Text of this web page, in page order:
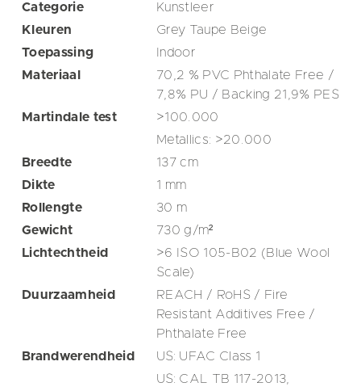
Categorie
Kunstleer
Kleuren
Grey Taupe Beige
Toepassing
Indoor
Materiaal
70,2 % PVC Phthalate Free /
7,8% PU / Backing 21,9% PES
Martindale test
>100.000
Metallics: >20.000
Breedte
137cm
Dikte
1 mm
Rollengte
30 m
Gewicht
730g/m²
Lichtechtheid
>6 ISO 105-B02 (Blue Wool
Scale)
Duurzaamheid
REACH / RoHS / Fire
Resistant Additives Free /
Phthalate Free
Brandwerendheid
US: UFAC Class 1
US: CAL TB 117-2013,